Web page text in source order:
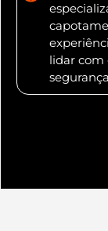
lidar com